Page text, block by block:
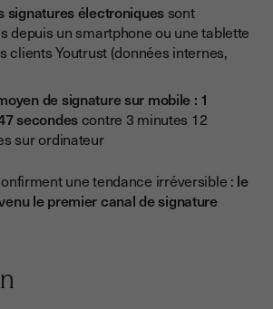
signatures électroniques sont
depuis un smartphone ou une tablette
clients Youtrust (données internes,
de signature sur mobile : 1
secondescontre 3 minutes 12
sur ordinateur
une tendance irréversible : le
le premier canal de signature